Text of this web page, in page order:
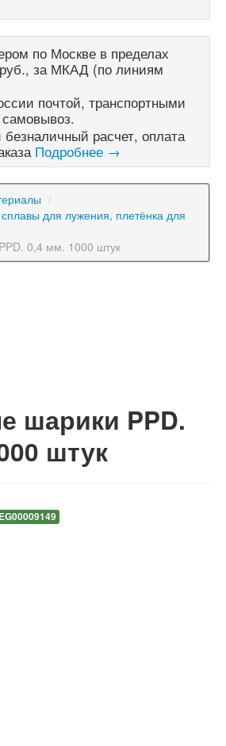
по Москве в пределах
за МКАД (по линиям
почтой, транспортными
расчет, оплата
Подробнее →
/
для лужения, плетёнка для
0,4 мм. 1000 штук
шарики PPD.
штук